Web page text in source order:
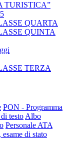
TURISTICA”
QUARTA
QUINTA
TERZA
PON - Programma
testo Albo
Personale ATA
esame di stato